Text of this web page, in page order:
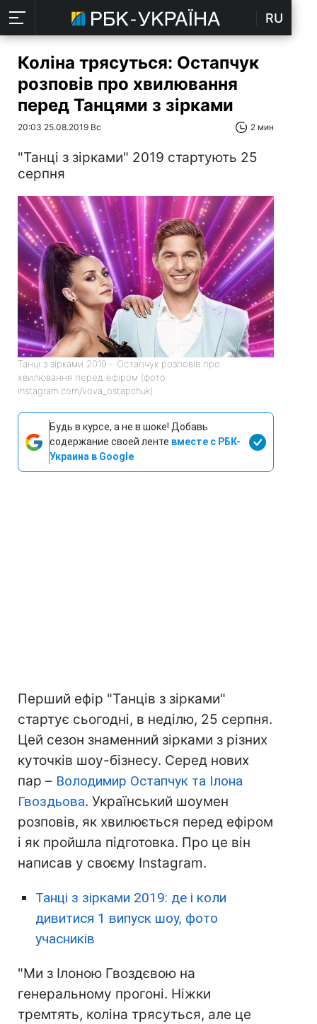
RU
Коліна трясуться: Остапчук
розповів про хвилювання
перед Танцями з зірками
20:03 25.08.2019 Вс 2 мин
"Танці з зірками" 2019 стартують 25
серпня
Танці з зірками 2019 - Остапчук розповів про
хвилювання перед ефіром (фото:
instagram.com/vova_ostapchuk)
Будь в курсе, а не в шоке! Добавь
содержание своей ленте вместе с РБК-
Украина в Google
Перший ефір "Танців з зірками"
стартує сьогодні, в неділю, 25 серпня.
Цей сезон знаменний зірками з різних
куточків шоу-бізнесу. Серед нових
пар – Володимир Остапчук та Ілона
Гвоздьова. Український шоумен
розповів, як хвилюється перед ефіром
і як пройшла підготовка. Про це він
написав у своєму Instagram.
Танці з зірками 2019: де і коли
дивитися 1 випуск шоу, фото
учасників
"Ми з Ілоною Гвоздєвою на
генеральному прогоні. Ніжки
тремтять, коліна трясуться, але це